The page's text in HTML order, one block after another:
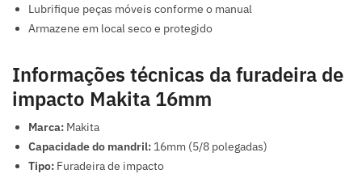
Lubrifique peças móveis conforme o manual
Armazene em local seco e protegido
Informações técnicas da furadeira de
impacto Makita 16mm
Marca: Makita
Capacidade do mandril: 16mm (5/8 polegadas)
Tipo: Furadeira de impacto